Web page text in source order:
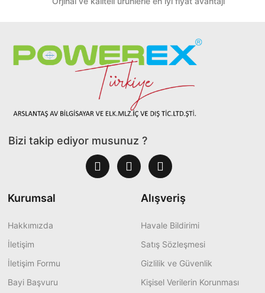
Bizi takip ediyor musunuz ?
Kurumsal
Hakkımızda
İletişim
İletişim Formu
Bayi Başvuru
Alışveriş
Havale Bildirimi
Satış Sözleşmesi
Gizlilik ve Güvenlik
Kişisel Verilerin Korunması